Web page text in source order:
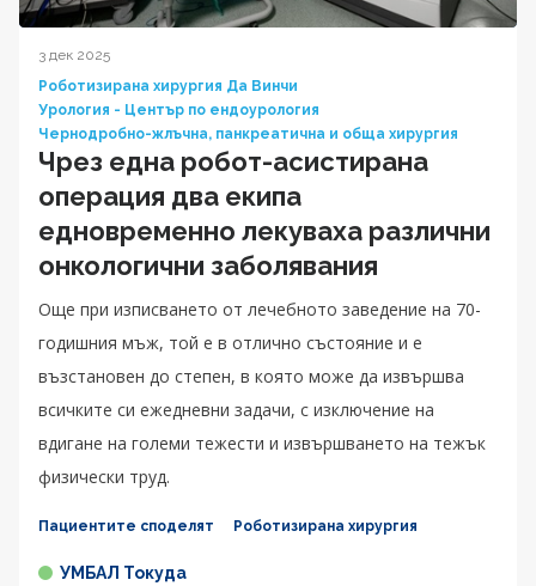
3 дек 2025
Роботизирана хирургия Да Винчи
Урология - Център по ендоурология
Чернодробно-жлъчна, панкреатична и обща хирургия
Чрез една робот-асистирана
операция два екипа
едновременно лекуваха различни
онкологични заболявания
Още при изписването от лечебното заведение на 70-
годишния мъж, той е в отлично състояние и е
възстановен до степен, в която може да извършва
всичките си ежедневни задачи, с изключение на
вдигане на големи тежести и извършването на тежък
физически труд.
Пациентите споделят Роботизирана хирургия
УМБАЛ Токуда